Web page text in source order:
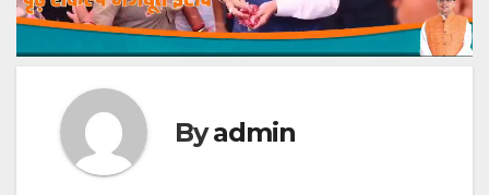
Byadmin